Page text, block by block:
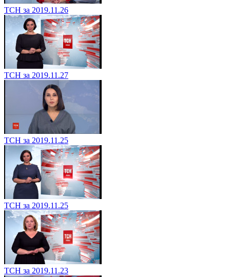
ТСН за 2019.11.26
ТСН за 2019.11.27
ТСН за 2019.11.25
ТСН за 2019.11.25
ТСН за 2019.11.23